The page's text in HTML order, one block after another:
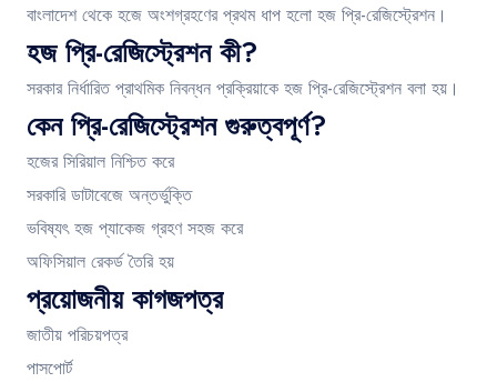
বাংলাদেশ থেকে হজে অংশগ্রহণের প্রথম ধাপ হলো হজ প্রি-রেজিস্ট্রেশন।
হজ প্রি-রেজিস্ট্রেশন কী?
সরকার নির্ধারিত প্রাথমিক নিবন্ধন প্রক্রিয়াকে হজ প্রি-রেজিস্ট্রেশন বলা হয়।
কেন প্রি-রেজিস্ট্রেশন গুরুত্বপূর্ণ?
হজের সিরিয়াল নিশ্চিত করে
সরকারি ডাটাবেজে অন্তর্ভুক্তি
ভবিষ্যৎ হজ প্যাকেজ গ্রহণ সহজ করে
অফিসিয়াল রেকর্ড তৈরি হয়
প্রয়োজনীয় কাগজপত্র
জাতীয় পরিচয়পত্র
পাসপোর্ট